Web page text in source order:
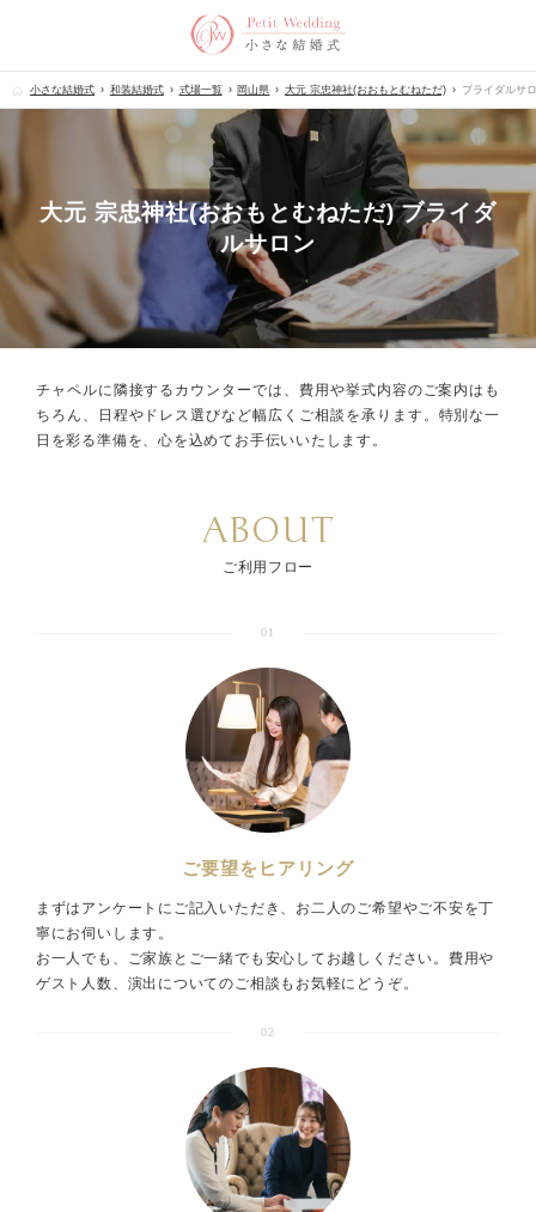
小さな結婚式 和装結婚式 式場一覧 岡山県 大元 宗忠神社(おおもとむねただ) ブライダルサ
大元 宗忠神社(おおもとむねただ) ブライダ
ルサロン
チャペルに隣接するカウンターでは、 費用や挙式内容のご案内はも
ちろん、
日程やドレス選びなど幅広くご相談を承ります。 特別な一
日を彩る準備を、心を込めてお手伝いいたします。
ABOUT
ご利用フロー
01
ご要望をヒアリング
まずはアンケートにご記入いただき、お二人のご希望やご不安を丁
寧にお伺いします。
お一人でも、ご家族とご一緒でも安心してお越しください。費用や
ゲスト人数、演出についてのご相談もお気軽にどうぞ。
02